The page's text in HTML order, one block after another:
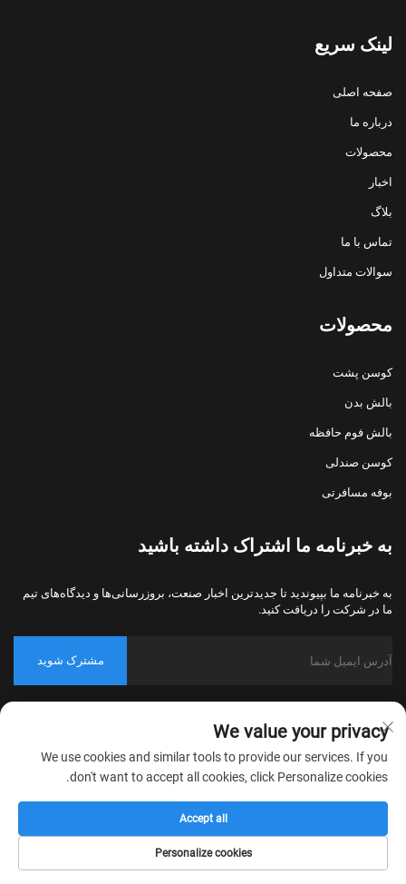
لینک سریع
صفحه اصلی
درباره ما
محصولات
اخبار
بلاگ
تماس با ما
سوالات متداول
محصولات
کوسن پشت
بالش بدن
بالش فوم حافظه
کوسن صندلی
بوفه مسافرتی
به خبرنامه ما اشتراک داشته باشید
به خبرنامه ما بپیوندید تا جدیدترین اخبار صنعت، بروزرسانی‌ها و دیدگاه‌های تیم
ما در شرکت را دریافت کنید.
مشترک شوید
حقوق محفوظ است.
سیاست حریم خصوصی
صفحه اصلی محصول درباره تماس
We value your privacy
We use cookies and similar tools to provide our services. If you
don't want to accept all cookies, click Personalize cookies.
Personalize cookies
Accept all